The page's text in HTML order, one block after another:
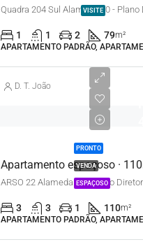
VISITE
1 1 2 79m²
APARTAMENTO PADRÃO,
D. T. João
PRONTO
VENDA
ESPAÇOSO
ARSO 22 Alameda 13 - Plano
3 3 1 110m²
APARTAMENTO PADRÃO,